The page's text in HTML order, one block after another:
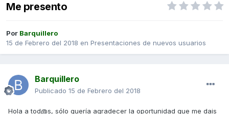
Me presento
Por Barquillero
15 de Febrero del 2018 en Presentaciones de nuevos usuarios
Barquillero
Publicado 15 de Febrero del 2018
Hola a tod@s, sólo quería agradecer la oportunidad que me dais